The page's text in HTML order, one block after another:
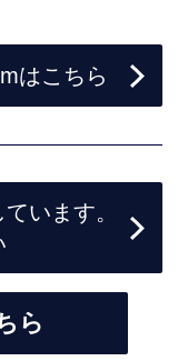
はこちら
います。
ら